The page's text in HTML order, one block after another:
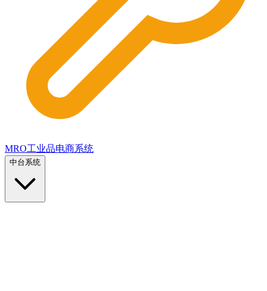
MRO工业品电商系统
中台系统